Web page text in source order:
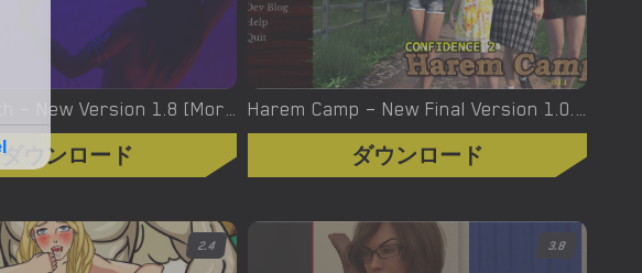
Inner Growth – New Version 1.8 [Morally Purple]
ダウンロード
Harem Camp – New Final Version 1.0.0 (Full Game) [Dirty Secret Studio]
ダウンロード
2.4 3.8